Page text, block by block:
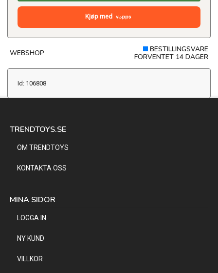
Kjøp med
WEBSHOP
BESTILLINGSVARE
FORVENTET 14 DAGER
Id: 106808
TRENDTOYS.SE
OM TRENDTOYS
KONTAKTA OSS
MINA SIDOR
LOGGA IN
NY KUND
VILLKOR